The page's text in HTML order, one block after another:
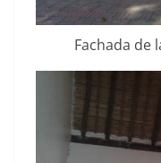
Facha­da de